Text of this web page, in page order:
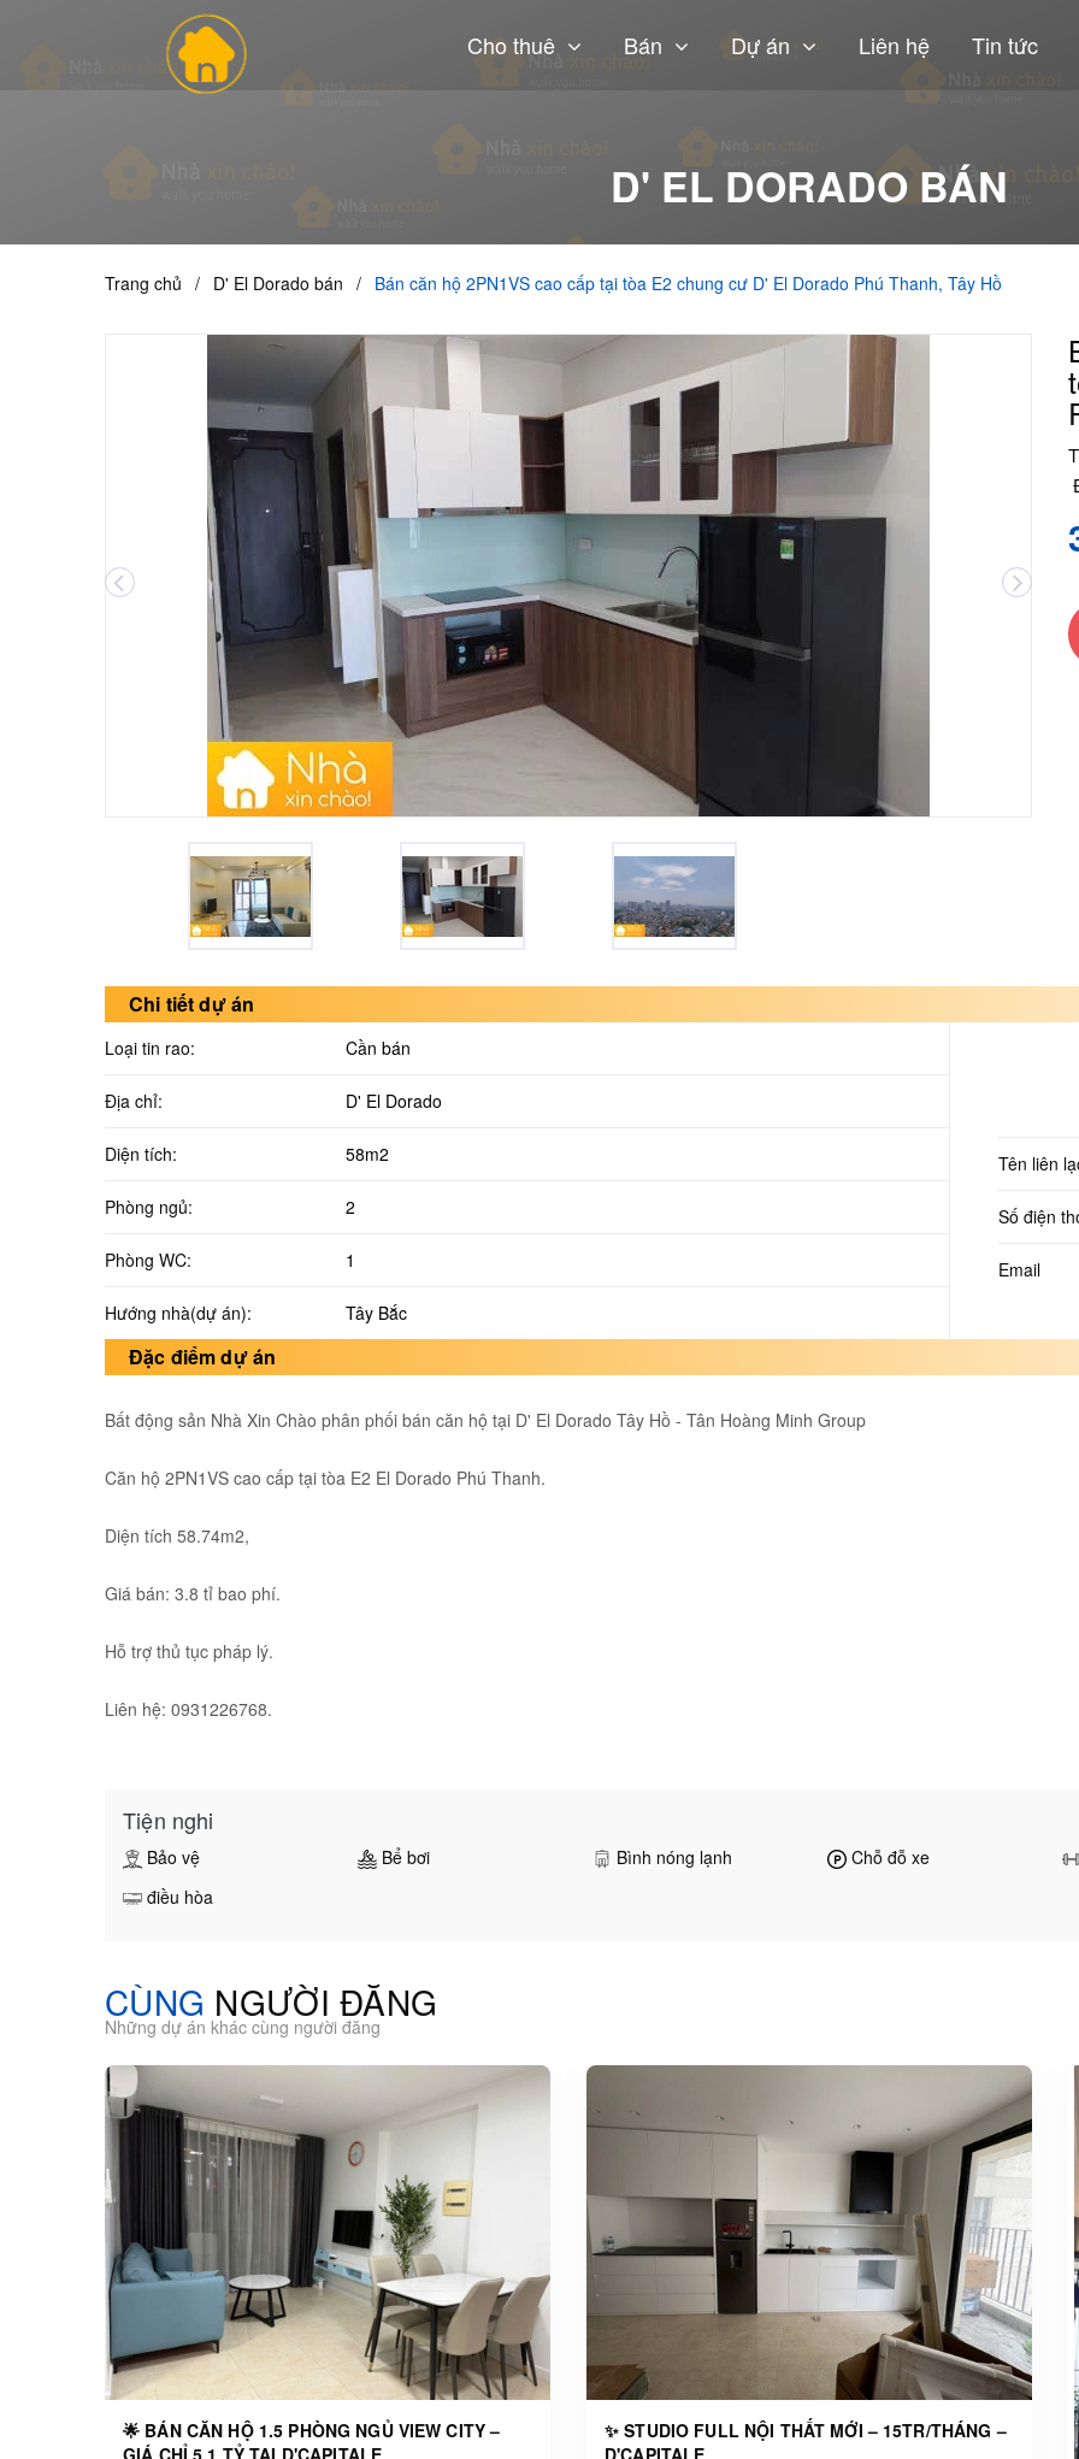
Cho thuê Bán Dự án Liên hệ Tin tức
D' EL DORADO BÁN
Trang chủ / D' El Dorado bán / Bán căn hộ 2PN1VS cao cấp tại tòa E2 chung cư D' El Dorado Phú Thanh, Tây Hồ
Chi tiết dự án
Loại tin rao: Cần bán
Địa chỉ: D' El Dorado
Diện tích: 58m2
Phòng ngủ: 2
Phòng WC: 1
Hướng nhà(dự án): Tây Bắc
Tên liên
Số điện
Email
Đặc điểm dự án
Bất động sản Nhà Xin Chào phân phối bán căn hộ tại D' El Dorado Tây Hồ - Tân Hoàng Minh Group
Căn hộ 2PN1VS cao cấp tại tòa E2 El Dorado Phú Thanh.
Diện tích 58.74m2,
Giá bán: 3.8 tỉ bao phí.
Hỗ trợ thủ tục pháp lý.
Liên hệ: 0931226768.
Tiện nghi
Bảo vệ Bể bơi Bình nóng lạnh Chỗ đỗ xe
điều hòa
CÙNG NGƯỜI ĐĂNG
Những dự án khác cùng người đăng
🌟 BÁN CĂN HỘ 1.5 PHÒNG NGỦ VIEW CITY –
GIÁ CHỈ 5.1 TỶ TẠI D'CAPITALE
✨ STUDIO FULL NỘI THẤT MỚI – 15TR/THÁNG –
D'CAPITALE